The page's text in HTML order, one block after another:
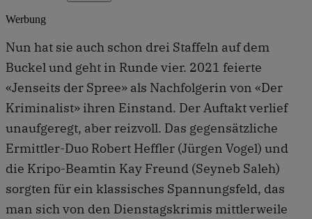
Werbung
Nun hat sie auch schon drei Staffeln auf dem
Buckel und geht in Runde vier. 2021 feierte
«Jenseits der Spree» als Nachfolgerin von «Der
Kriminalist» ihren Einstand. Der Auftakt verlief
unaufgeregt, aber reizvoll. Das gegensätzliche
Ermittler-Duo Robert Heffler (Jürgen Vogel) und
die Kripo-Beamtin Kay Freund (Seyneb Saleh)
sorgten für ein klassisches Spannungsfeld, das
man sich von den Dienstagskrimis mittlerweile